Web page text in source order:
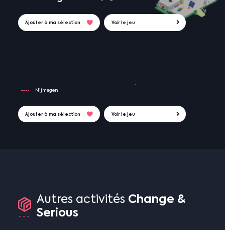
Ajouter à ma sélection Voir le jeu
Nijmegen
Ajouter à ma sélection Voir le jeu
Autres activités Change &
Serious